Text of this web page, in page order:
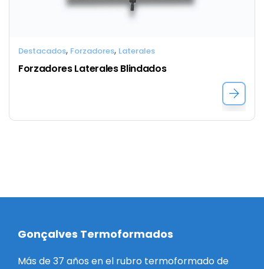
Destacados, Forzadores, Laterales
Forzadores Laterales Blindados
Gonçalves Termoformados
Más de 37 años en el rubro termoformado de